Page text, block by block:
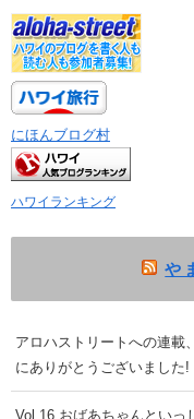
にほんブログ村
ハワイランキング
や
アロハストリートへの連載
にありがとうございました!
Vol.16 おばあちゃんといっ